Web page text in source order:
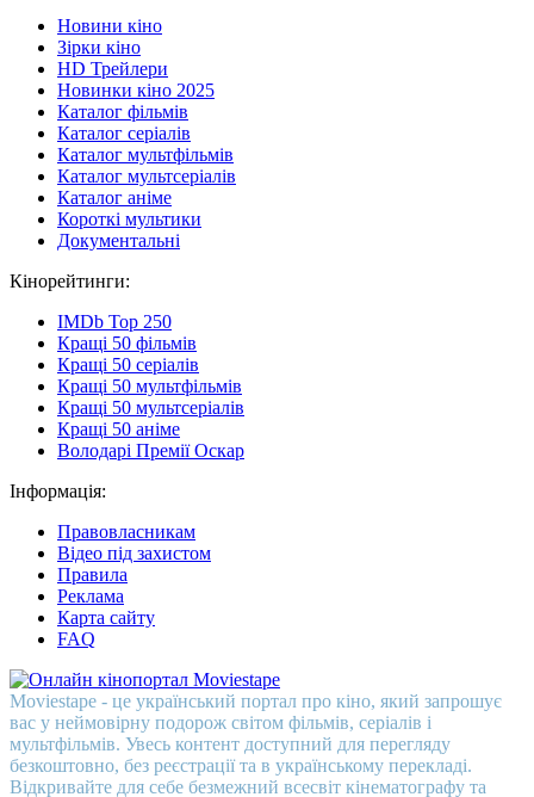
Новини кіно
Зірки кіно
HD Трейлери
Новинки кіно 2025
Каталог фільмів
Каталог серіалів
Каталог мультфільмів
Каталог мультсеріалів
Каталог аніме
Короткі мультики
Документальні
Кінорейтинги:
IMDb Top 250
Кращі 50 фільмів
Кращі 50 серіалів
Кращі 50 мультфільмів
Кращі 50 мультсеріалів
Кращі 50 аніме
Володарі Премії Оскар
Інформація:
Правовласникам
Відео під захистом
Правила
Реклама
Карта сайту
FAQ
Moviestape - це український портал про кіно, який запрошує
вас у неймовірну подорож світом фільмів, серіалів і
мультфільмів. Увесь контент доступний для перегляду
безкоштовно, без реєстрації та в українському перекладі.
Відкривайте для себе безмежний всесвіт кінематографу та